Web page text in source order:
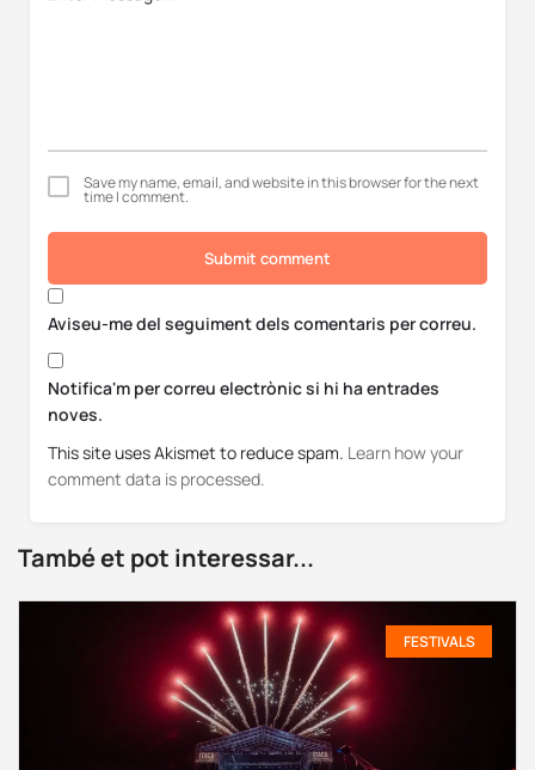
Save my name, email, and website in this browser for the next
time I comment.
Submit comment
Aviseu-me del seguiment dels comentaris per correu.
Notifica'm per correu electrònic si hi ha entrades
noves.
This site uses Akismet to reduce spam. Learn how your
comment data is processed.
També et pot interessar...
FESTIVALS